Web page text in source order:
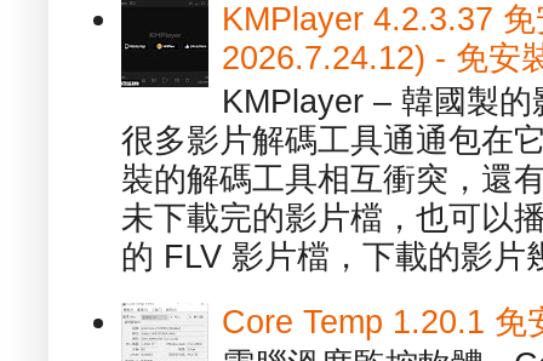
KMPlayer 4.2.3.37
2026.7.24.12) - 免安
KMPlayer – 韓國製
很多影片解碼工具通通包在
裝的解碼工具相互衝突，還
未下載完的影片檔，也可以
的 FLV 影片檔，下載的影片
Core Temp 1.20.1 免